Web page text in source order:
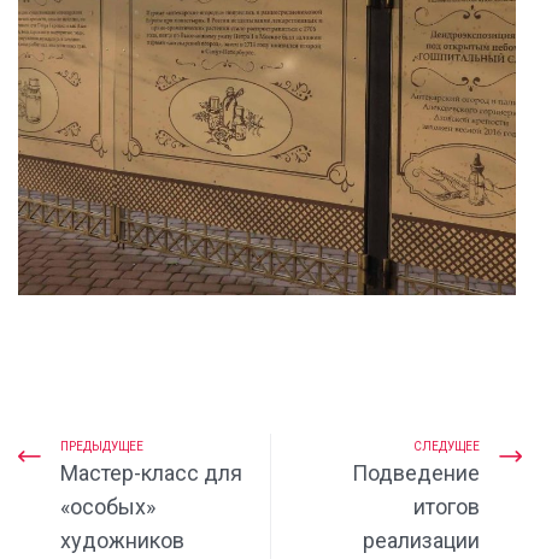
ПРЕДЫДУЩЕЕ
Мастер-класс для
«особых»
художников
СЛЕДУЩЕЕ
Подведение
итогов
реализации